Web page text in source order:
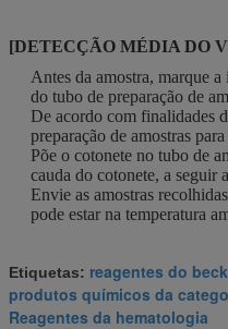
[DETECÇÃO MÉDIA DO
Antes da amostra, marque
do tubo de preparação de
De acordo com finalidades
preparação de amostras
Põe o cotonete no tubo de
cauda do cotonete, a seguir
Envie as amostras
pode estar na temperatura
Etiquetas: reagentes do
produtos químicos da
Reagentes da hematologia